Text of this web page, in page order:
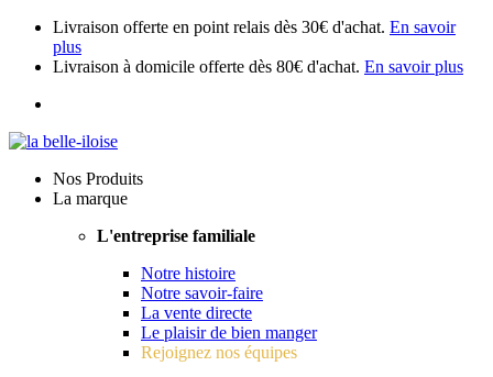
Livraison offerte en point relais dès 30€ d'achat. En savoir
plus
Livraison à domicile offerte dès 80€ d'achat. En savoir plus
Nos Produits
La marque
L'entreprise familiale
Notre histoire
Notre savoir-faire
La vente directe
Le plaisir de bien manger
Rejoignez nos équipes